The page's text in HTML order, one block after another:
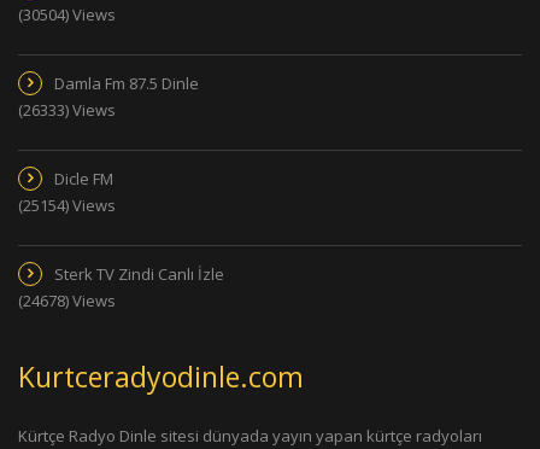
(30504) Views
Damla Fm 87.5 Dinle
(26333) Views
Dicle FM
(25154) Views
Sterk TV Zindi Canlı İzle
(24678) Views
Kurtceradyodinle.com
Kürtçe Radyo Dinle sitesi dünyada yayın yapan kürtçe radyoları